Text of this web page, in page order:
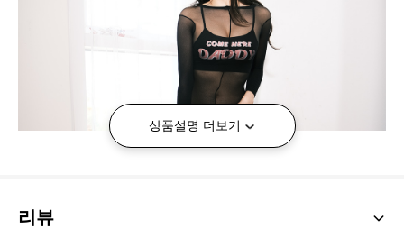
상품설명 더보기
리뷰